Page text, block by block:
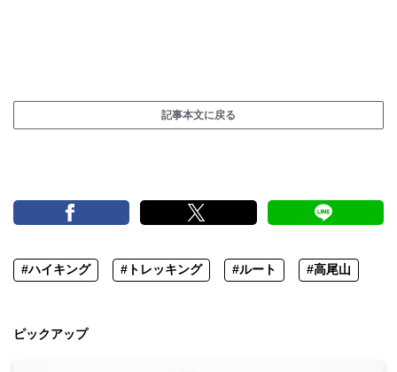
記事本文に戻る
#ハイキング #トレッキング #ルート #高尾山
ピックアップ